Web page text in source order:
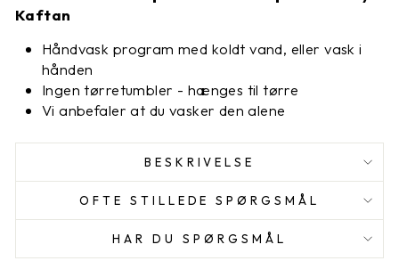
Kaftan
Håndvask program med koldt vand, eller vask i
hånden
Ingen tørretumbler - hænges til tørre
Vi anbefaler at du vasker den alene
BESKRIVELSE
OFTE STILLEDE SPØRGSMÅL
HAR DU SPØRGSMÅL